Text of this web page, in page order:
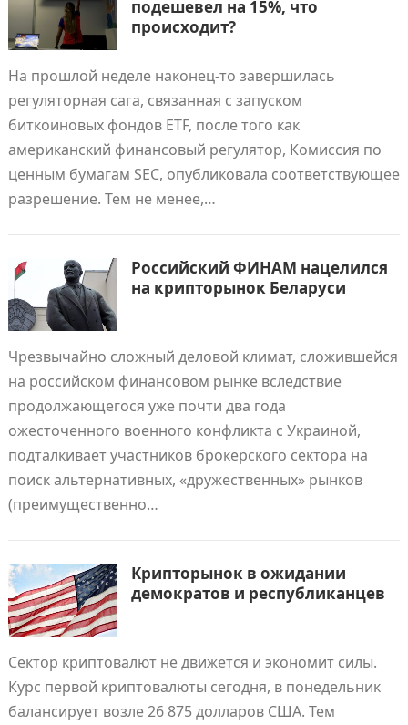
подешевел на 15%, что
происходит?
На прошлой неделе наконец-то завершилась
регуляторная сага, связанная с запуском
биткоиновых фондов ETF, после того как
американский финансовый регулятор, Комиссия по
ценным бумагам SEC, опубликовала соответствующее
разрешение. Тем не менее,…
Российский ФИНАМ нацелился
на крипторынок Беларуси
Чрезвычайно сложный деловой климат, сложившейся
на российском финансовом рынке вследствие
продолжающегося уже почти два года
ожесточенного военного конфликта с Украиной,
подталкивает участников брокерского сектора на
поиск альтернативных, «дружественных» рынков
(преимущественно…
Крипторынок в ожидании
демократов и республиканцев
Сектор криптовалют не движется и экономит силы.
Курс первой криптовалюты сегодня, в понедельник
балансирует возле 26 875 долларов США. Тем